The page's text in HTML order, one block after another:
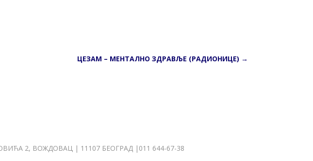
ЦЕЗАМ – МЕНТАЛНО ЗДРАВЉЕ (РАДИОНИЦЕ) →
2, ВОЖДОВАЦ | 11107 БЕОГРАД |011 644-67-38